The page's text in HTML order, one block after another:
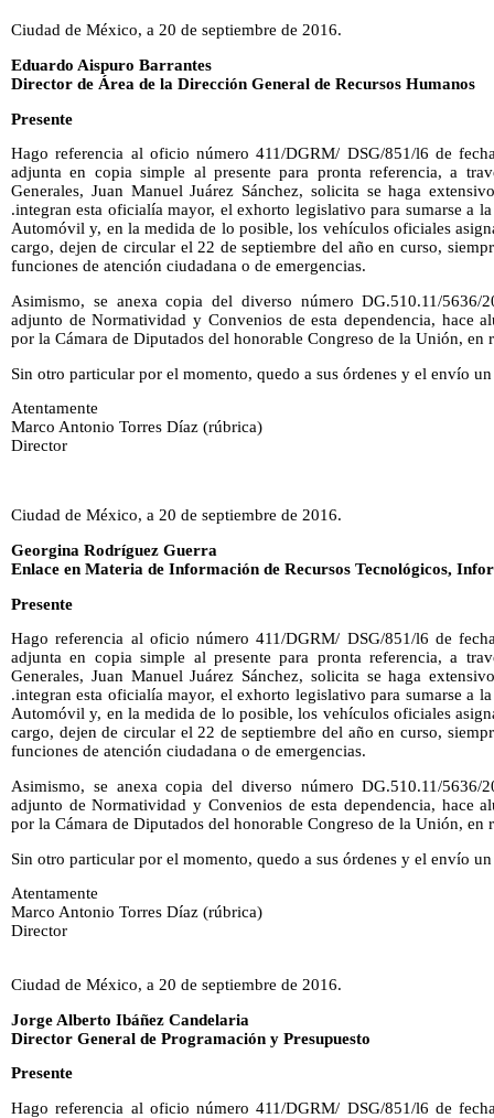
Ciudad de México, a 20 de septiembre de 2016.
Eduardo Aispuro Barrantes
Director de Área de la Dirección General de Recursos Humanos
Presente
Hago referencia al oficio número 411/DGRM/ DSG/851/l6 de
adjunta en copia simple al presente para pronta referencia, a
Generales, Juan Manuel Juárez Sánchez, solicita se haga
.integran esta oficialía mayor, el exhorto legislativo para sumarse a
Automóvil y, en la medida de lo posible, los vehículos oficiales
cargo, dejen de circular el 22 de septiembre del año en curso,
funciones de atención ciudadana o de emergencias.
Asimismo, se anexa copia del diverso número DG.510.11/
adjunto de Normatividad y Convenios de esta dependencia, hace
por la Cámara de Diputados del honorable Congreso de la Unión, en
Sin otro particular por el momento, quedo a sus órdenes y el envío
Atentamente
Marco Antonio Torres Díaz (rúbrica)
Director
Ciudad de México, a 20 de septiembre de 2016.
Georgina Rodríguez Guerra
Enlace en Materia de Información de Recursos Tecnológicos,
Presente
Hago referencia al oficio número 411/DGRM/ DSG/851/l6 de
adjunta en copia simple al presente para pronta referencia, a
Generales, Juan Manuel Juárez Sánchez, solicita se haga
.integran esta oficialía mayor, el exhorto legislativo para sumarse a
Automóvil y, en la medida de lo posible, los vehículos oficiales
cargo, dejen de circular el 22 de septiembre del año en curso,
funciones de atención ciudadana o de emergencias.
Asimismo, se anexa copia del diverso número DG.510.11/
adjunto de Normatividad y Convenios de esta dependencia, hace
por la Cámara de Diputados del honorable Congreso de la Unión, en
Sin otro particular por el momento, quedo a sus órdenes y el envío
Atentamente
Marco Antonio Torres Díaz (rúbrica)
Director
Ciudad de México, a 20 de septiembre de 2016.
Jorge Alberto Ibáñez Candelaria
Director General de Programación y Presupuesto
Presente
Hago referencia al oficio número 411/DGRM/ DSG/851/l6 de